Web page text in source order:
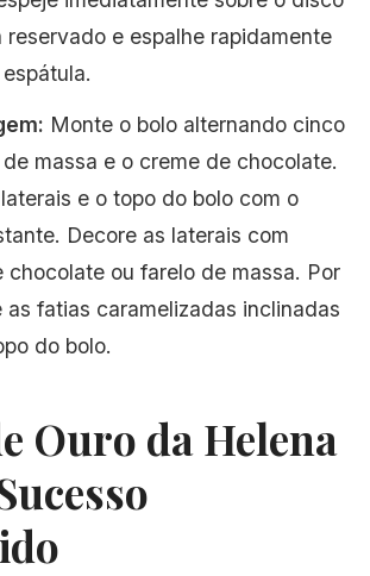
reservado e espalhe rapidamente
Monte o bolo alternando cinco
massa e o creme de chocolate.
e o topo do bolo com o
Decore as laterais com
chocolate ou farelo de massa. Por
as fatias caramelizadas inclinadas
do bolo.
Ouro da Helena